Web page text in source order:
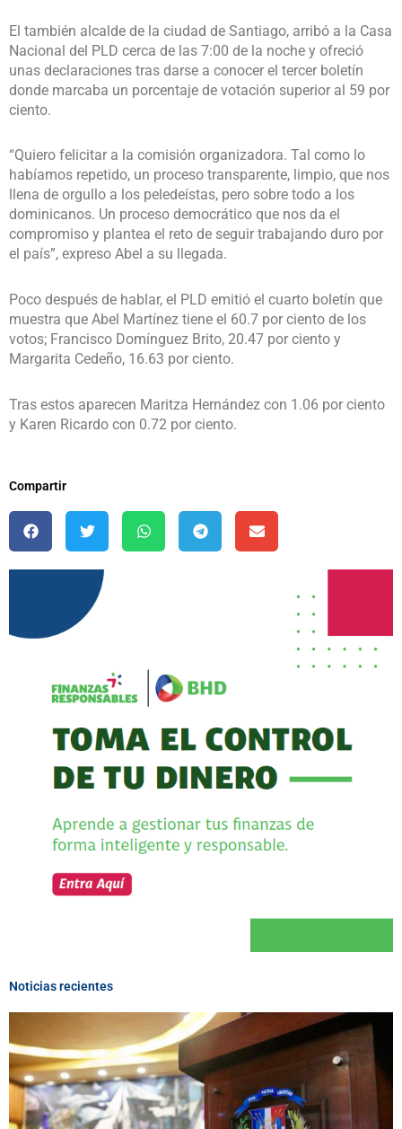
El también alcalde de la ciudad de Santiago, arribó a la Casa
Nacional del PLD cerca de las 7:00 de la noche y ofreció
unas declaraciones tras darse a conocer el tercer boletín
donde marcaba un porcentaje de votación superior al 59 por
ciento.
“Quiero felicitar a la comisión organizadora. Tal como lo
habíamos repetido, un proceso transparente, limpio, que nos
llena de orgullo a los peledeístas, pero sobre todo a los
dominicanos. Un proceso democrático que nos da el
compromiso y plantea el reto de seguir trabajando duro por
el país”, expreso Abel a su llegada.
Poco después de hablar, el PLD emitió el cuarto boletín que
muestra que Abel Martínez tiene el 60.7 por ciento de los
votos; Francisco Domínguez Brito, 20.47 por ciento y
Margarita Cedeño, 16.63 por ciento.
Tras estos aparecen Maritza Hernández con 1.06 por ciento
y Karen Ricardo con 0.72 por ciento.
Compartir
Noticias recientes